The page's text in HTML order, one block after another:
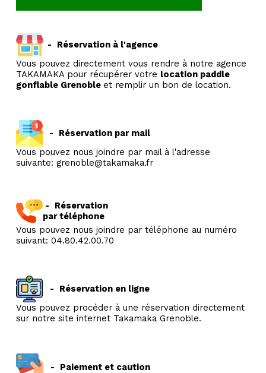
-
Réservation à l'agence
Vous pouvez directement vous rendre à notre agence
TAKAMAKA pour récupérer votre location paddle
gonflable Grenoble et remplir un bon de location.
-
Réservation par mail
Vous pouvez nous joindre par mail à l'adresse
suivante: grenoble@takamaka.fr
-
Réservation
par téléphone
Vous pouvez nous joindre par téléphone au numéro
suivant: 04.80.42.00.70
-
Réservation en ligne
Vous pouvez procéder à une réservation directement
sur notre site internet Takamaka Grenoble.
-
Paiement et caution